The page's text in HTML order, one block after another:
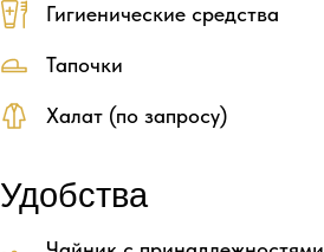
Гигиенические средства
Тапочки
Халат (по запросу)
Удобства